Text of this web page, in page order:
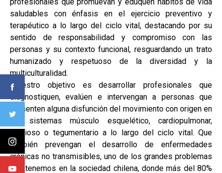
saludables con énfasis en el ejercicio preventivo y
terapéutico a lo largo del ciclo vital, destacando por su
sentido de responsabilidad y compromiso con las
personas y su contexto funcional, resguardando un trato
humanizado y respetuoso de la diversidad y la
multiculturalidad.
"Nuestro objetivo es desarrollar profesionales que
diagnostiquen, evalúen e intervengan a personas que
presenten alguna disfunción del movimiento con origen en
los sistemas músculo esquelético, cardiopulmonar,
nervioso o tegumentario a lo largo del ciclo vital. Que
también prevengan el desarrollo de enfermedades
crónicas no transmisibles, uno de los grandes problemas
que tenemos en la sociedad chilena, donde más del 80%